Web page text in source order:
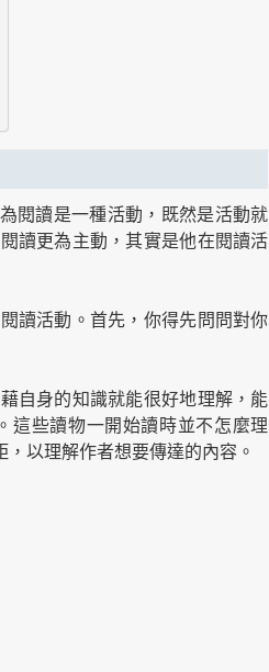
閱讀是一種活動，既然是活動就
讀更為主動，其實是他在閱讀活
讀活動。首先，你得先問問對你
自身的知識就能很好地理解，能
。這些讀物一開始讀時並不怎麼理
以理解作者想要傳達的內容。